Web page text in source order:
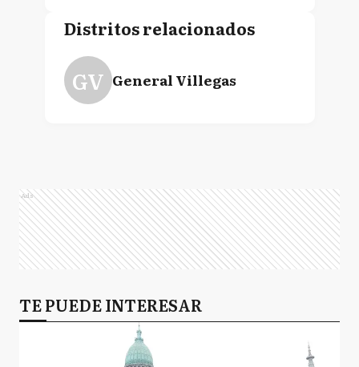
Distritos relacionados
GV General Villegas
Ads
TE PUEDE INTERESAR